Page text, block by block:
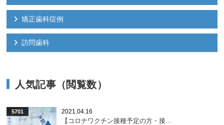
矯正歯科症例
訪問歯科
人気記事（閲覧数）
5701 2021.04.16
【コロナワクチン接種予定の方・接...